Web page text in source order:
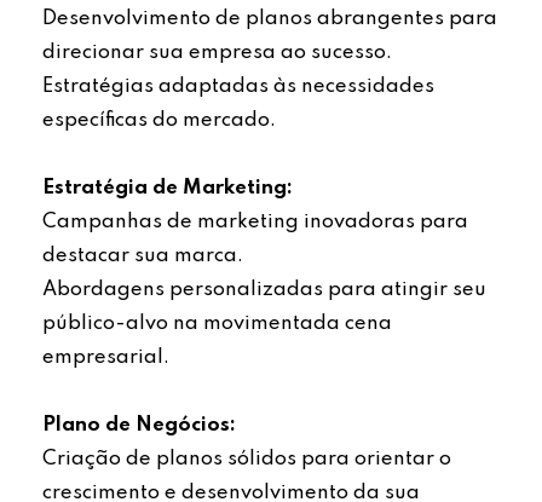
Desenvolvimento de planos abrangentes para
direcionar sua empresa ao sucesso.
Estratégias adaptadas às necessidades
específicas do mercado.
Estratégia de Marketing:
Campanhas de marketing inovadoras para
destacar sua marca.
Abordagens personalizadas para atingir seu
público-alvo na movimentada cena
empresarial.
Plano de Negócios:
Criação de planos sólidos para orientar o
crescimento e desenvolvimento da sua